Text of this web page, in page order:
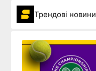
Трендові новини